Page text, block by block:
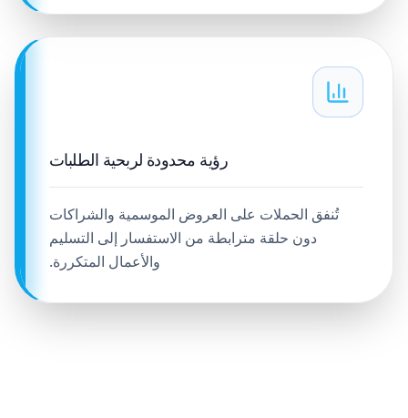
رؤية محدودة لربحية الطلبات
تُنفق الحملات على العروض الموسمية والشراكات
دون حلقة مترابطة من الاستفسار إلى التسليم
والأعمال المتكررة.